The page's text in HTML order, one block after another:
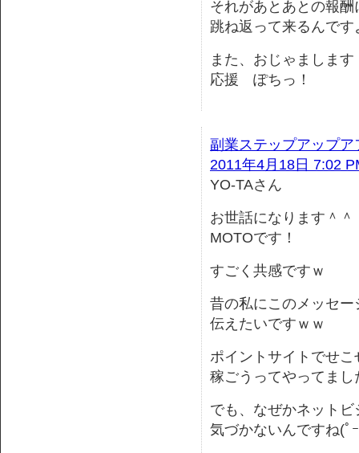
それがあとあとの報酬
跳ね返って来るんです
また、おじゃまします
応援 ぽちっ！
副業ステップアップ
2011年4月18日 7:02
YO-TAさん
お世話になります＾＾
MOTOです！
すごく共感ですｗ
昔の私にこのメッセー
伝えたいですｗｗ
ポイントサイトでせ
稼ごうってやってまし
でも、なぜかネット
気づかないんですね(ﾟ